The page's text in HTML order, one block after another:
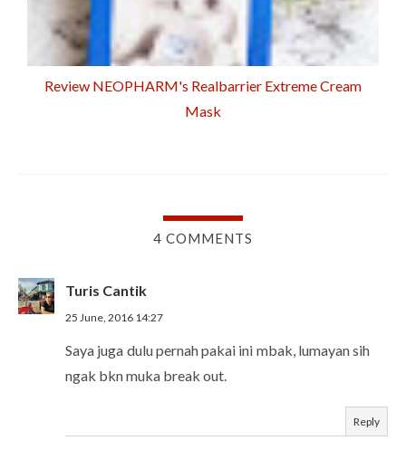
Review NEOPHARM's Realbarrier Extreme Cream
Mask
4 COMMENTS
Turis Cantik
25 June, 2016 14:27
Saya juga dulu pernah pakai ini mbak, lumayan sih
ngak bkn muka break out.
Reply